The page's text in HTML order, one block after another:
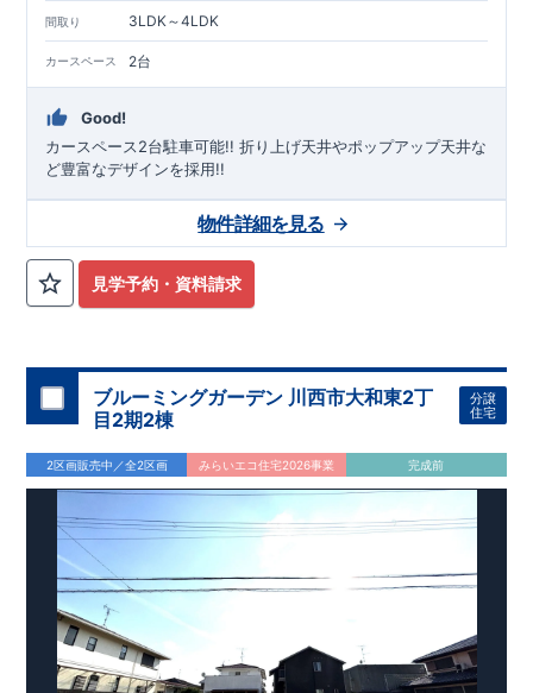
保証。
【 長期優良住宅 】
長期にわたる安心・快適な住まいを実現する住宅です。税制優
遇や中古市場での有利性も兼ね備えています。
【 充実のアフターサポート 】
お引渡し後、最大4回の無料点検と最長60年保証。グループ会
社が責任を持って対応。
■‐■‐■‐■‐■‐■‐■‐■
現地案内 予約受付中！
まずはお気軽にお問合せください。
資料請求・お電話どちらも可能です。
三島営業所直通: 0120-1081-15
■‐■‐■‐■‐■‐■‐■‐■
間取り 3LDK～4LDK
カースペース 2台
Good!
カースペース2台駐車可能!! ​折り上げ天井やポップアップ天井な
ど豊富なデザインを採用!!
見学予約・資料請求
物件詳細を見る
ブルーミングガーデン 川西市大和東2丁
目2期2棟
分譲
住宅
2区画販売中／全2区画 みらいエコ住宅2026事業 完成前